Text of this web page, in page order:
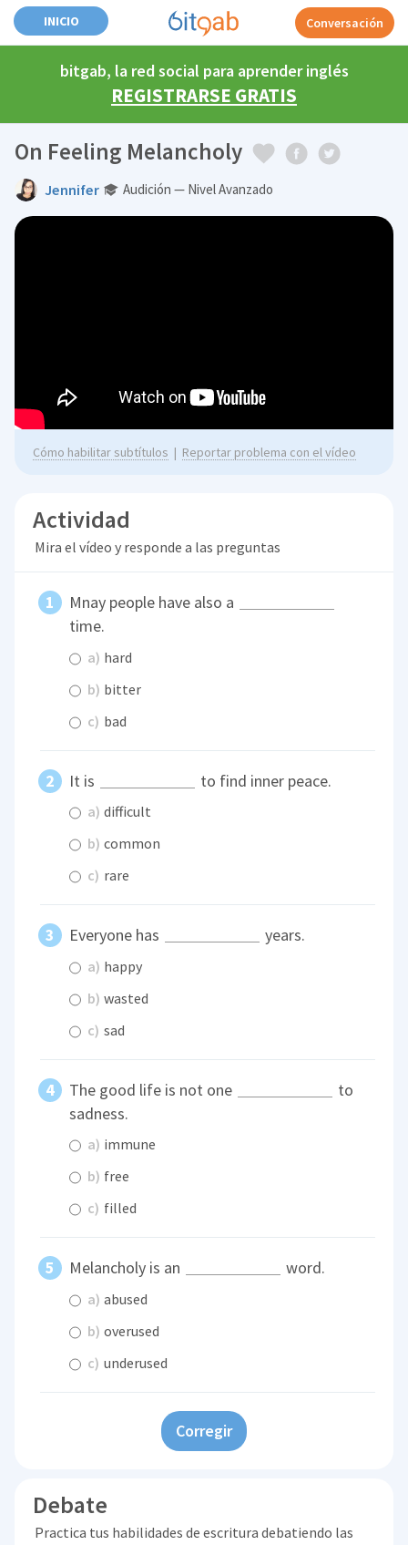
INICIO Conversación
bitgab, la red social para aprender inglés
REGISTRARSE GRATIS
On Feeling Melancholy
Jennifer Audición — Nivel Avanzado
Cómo habilitar subtítulos | Reportar problema con el vídeo
Actividad
Mira el vídeo y responde a las preguntas
Mnay people have also a
time.
a) hard
b) bitter
c) bad
It is to find inner peace.
a) difficult
b) common
c) rare
Everyone has years.
a) happy
b) wasted
c) sad
The good life is not one
to
sadness.
a) immune
b) free
c) filled
Melancholy is an word.
a) abused
b) overused
c) underused
Corregir
Debate
Practica tus habilidades de escritura debatiendo las